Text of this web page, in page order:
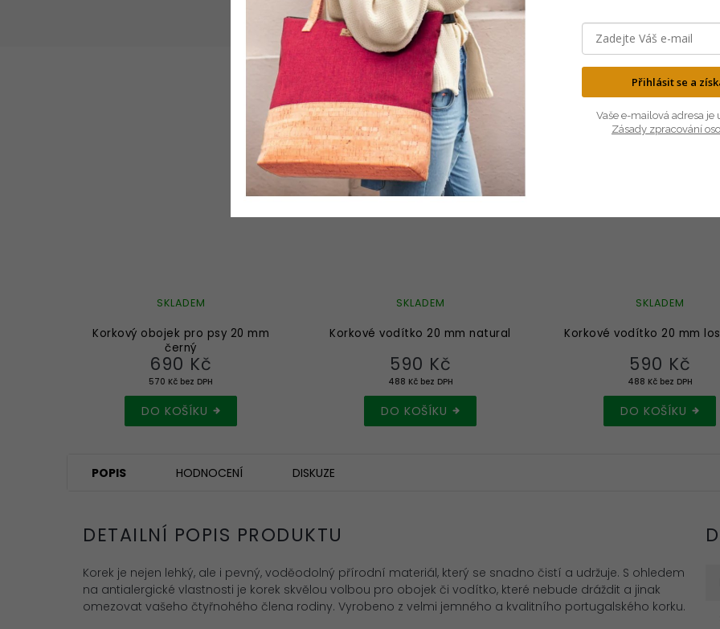
SOUVISEJÍCÍ PRODUKTY
Korkový obojek pro psy 20 mm
černý
SKLADEM
570 Kč bez DPH
690 Kč
DO KOŠÍKU
Korkové vodítko 20 mm natural
SKLADEM
488 Kč bez DPH
590 Kč
DO KOŠÍKU
Korkové vodítko 20 mm
SKLADEM
488 Kč bez DPH
590 Kč
DO KOŠÍKU
POPIS HODNOCENÍ DISKUZE
DETAILNÍ POPIS PRODUKTU
Korek je nejen lehký, ale i pevný, voděodolný přírodní materiál, který se snadno čistí a udržuje. S ohledem
na antialergické vlastnosti je korek skvělou volbou pro obojek či vodítko, které nebude dráždit a jinak
omezovat vašeho čtyřnohého člena rodiny. Vyrobeno z velmi jemného a kvalitního portugalského korku.
Přihlásit se a
Vaše e-mailová adresa je
Zásady zpracování